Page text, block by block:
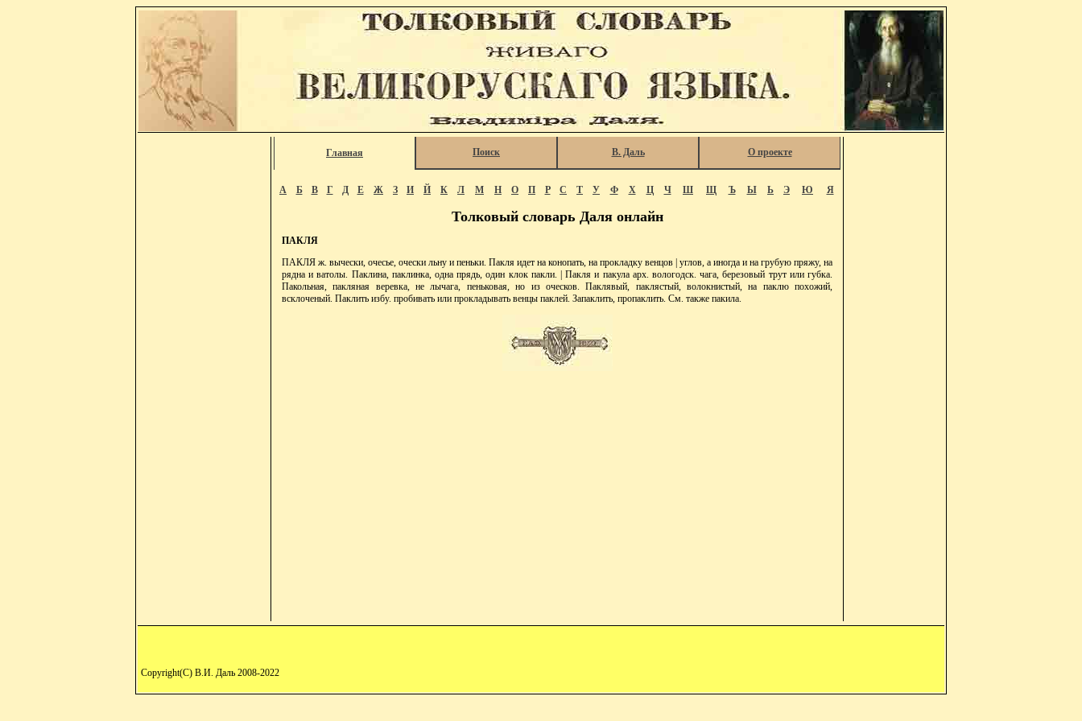
Главная Поиск В. Даль О проекте
А Б В Г Д Е Ж З И Й К Л М Н О П Р С Т У Ф Х Ц Ч Ш Щ Ъ Ы Ь Э Ю Я
Толковый словарь Даля онлайн
ПАКЛЯ
ПАКЛЯ ж. вычески, очесье, очески льну и пеньки. Пакля идет на конопать, на прокладку венцов | углов, а иногда и на грубую пряжу, на
рядна и ватолы. Паклина, паклинка, одна прядь, один клок пакли. | Пакля и пакула арх. вологодск. чага, березовый трут или губка.
Пакольная, пакляная веревка, не лычага, пеньковая, но из оческов. Паклявый, паклястый, волокнистый, на паклю похожий,
всклоченый. Паклить избу. пробивать или прокладывать венцы паклей. Запаклить, пропаклить. См. также пакила.
Copyright(C) В.И. Даль 2008-2022